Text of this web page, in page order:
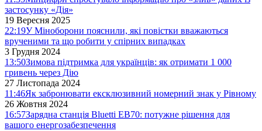
застосунку «Дія»
19 Вересня 2025
22:19У Міноборони пояснили, які повістки вважаються
врученими та що робити у спірних випадках
3 Грудня 2024
13:50Зимова підтримка для українців: як отримати 1 000
гривень через Дію
27 Листопада 2024
11:46Як забронювати ексклюзивний номерний знак у Рівному
26 Жовтня 2024
16:57Зарядна станція Bluetti EB70: потужне рішення для
вашого енергозабезпечення